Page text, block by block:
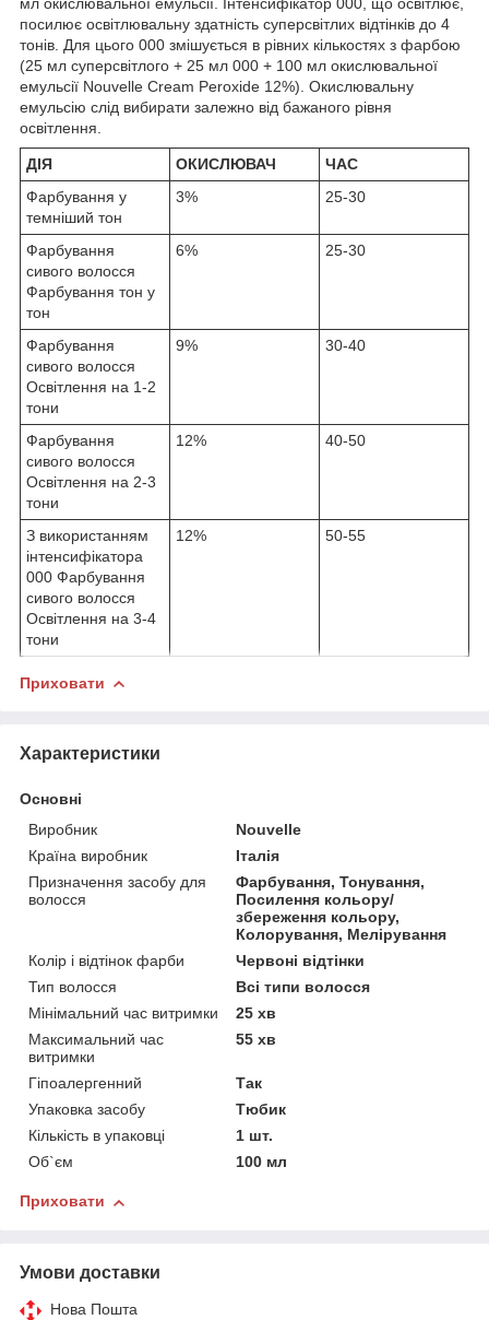
посилює освітлювальну здатність суперсвітлих відтінків до 4
тонів. Для цього 000 змішується в рівних кількостях з фарбою
(25 мл суперсвітлого + 25 мл 000 + 100 мл окислювальної
емульсії Nouvelle Cream Peroxide 12%). Окислювальну
емульсію слід вибирати залежно від бажаного рівня
освітлення.
ДІЯ ОКИСЛЮВАЧ
ЧАС
Фарбування у
темніший тон
3% 25-30
Фарбування
сивого волосся
Фарбування тон у
тон
6% 25-30
Фарбування
сивого волосся
Освітлення на 1-2
тони
9% 30-40
Фарбування
сивого волосся
Освітлення на 2-3
тони
12% 40-50
З використанням
інтенсифікатора
000 Фарбування
сивого волосся
Освітлення на 3-4
тони
12% 50-55
Приховати
Характеристики
Основні
Виробник
Nouvelle
Країна виробник
Італія
Призначення засобу для
волосся
Фарбування, Тонування,
Посилення кольору/
збереження кольору,
Колорування, Мелірування
Колір і відтінок фарби
Червоні відтінки
Тип волосся
Всі типи волосся
Мінімальний час витримки
25 хв
Максимальний час
витримки
55 хв
Гіпоалергенний
Так
Упаковка засобу
Тюбик
Кількість в упаковці
1 шт.
Об`єм
100 мл
Приховати
Умови доставки
Нова Пошта